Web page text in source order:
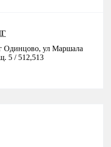
Одинцово, ул Маршала
5 / 512,513